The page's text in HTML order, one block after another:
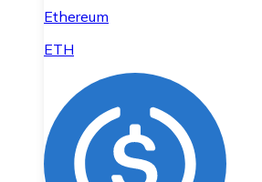
Ethereum
ETH